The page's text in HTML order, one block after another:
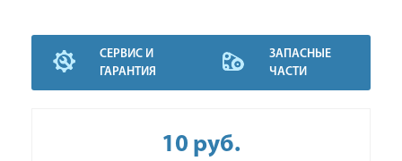
СЕРВИС И
ГАРАНТИЯ
ЗАПАСНЫЕ
ЧАСТИ
10 руб.